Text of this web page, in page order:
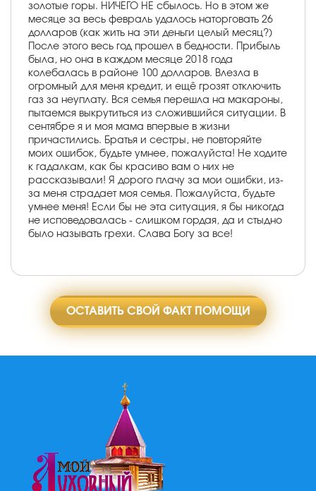
золотые горы. НИЧЕГО НЕ сбылось. Но в этом же
месяце за весь февраль удалось наторговать 26
долларов (как жить на эти деньги целый месяц?)
После этого весь год прошел в бедности. Прибыль
была, но она в каждом месяце 2018 года
колебалась в районе 100 долларов. Влезла в
огромный для меня кредит, и ещё грозят отключить
газ за неуплату. Вся семья перешла на макароны,
пытаемся выкрутиться из сложившийся ситуации. В
сентябре я и моя мама впервые в жизни
причастились. Братья и сестры, не повторяйте
моих ошибок, будьте умнее, пожалуйста! Не ходите
к гадалкам, как бы красиво вам о них не
рассказывали! Я дорого плачу за мои ошибки, из-
за меня страдает моя семья. Пожалуйста, будьте
умнее меня! Если бы не эта ситуация, я бы никогда
не исповедовалась - слишком гордая, да и стыдно
было называть грехи. Слава Богу за все!
ОСТАВИТЬ СВОЙ ФАКТ ПОМОЩИ